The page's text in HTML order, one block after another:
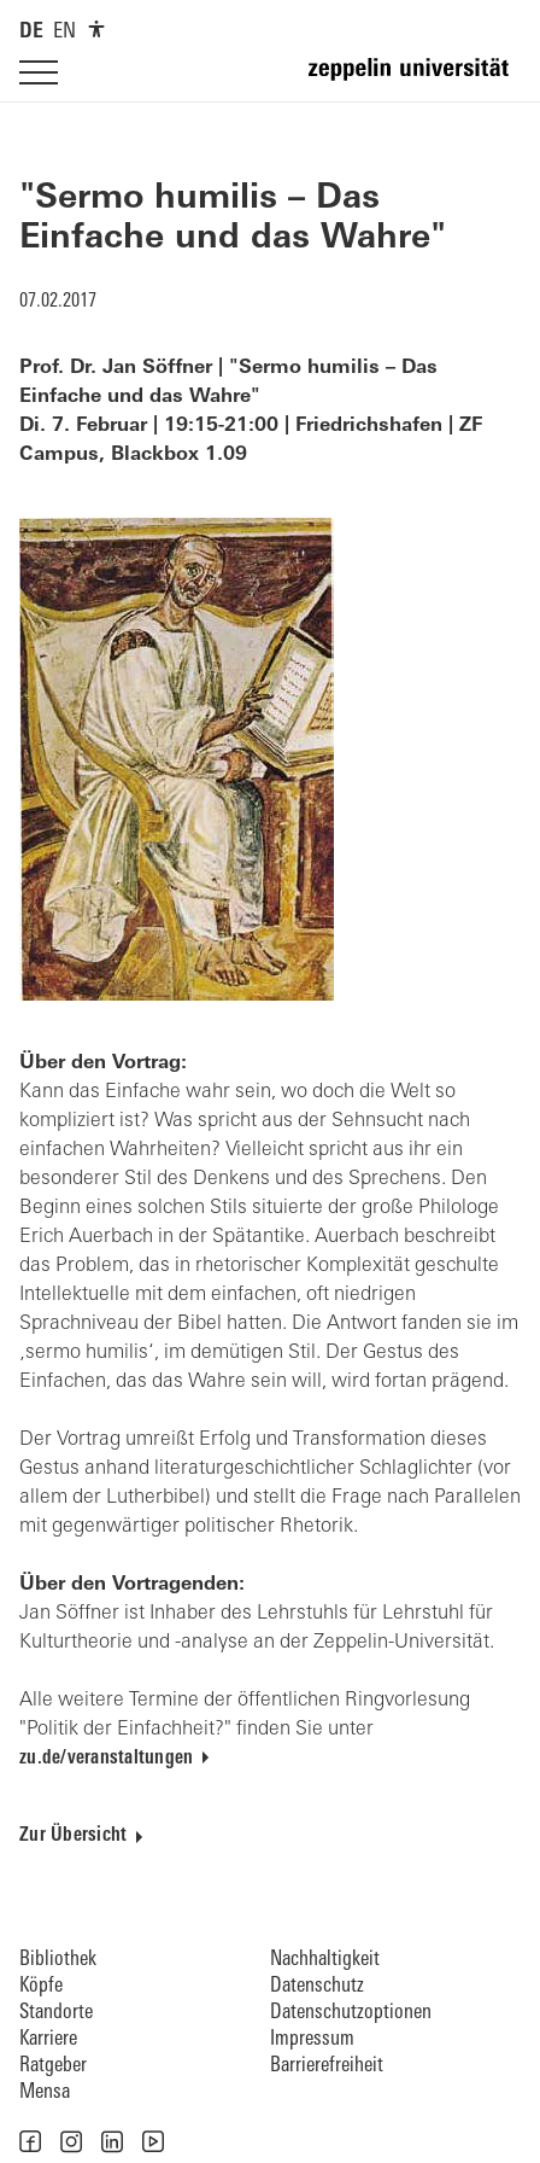
DE EN
"Sermo humilis – Das
Einfache und das Wahre"
07.02.2017
Prof. Dr. Jan Söffner | "Sermo humilis – Das
Einfache und das Wahre"
Di. 7. Februar | 19:15-21:00 | Friedrichshafen | ZF
Campus, Blackbox 1.09
Über den Vortrag:
Kann das Einfache wahr sein, wo doch die Welt so
kompliziert ist? Was spricht aus der Sehnsucht nach
einfachen Wahrheiten? Vielleicht spricht aus ihr ein
besonderer Stil des Denkens und des Sprechens. Den
Beginn eines solchen Stils situierte der große Philologe
Erich Auerbach in der Spätantike. Auerbach beschreibt
das Problem, das in rhetorischer Komplexität geschulte
Intellektuelle mit dem einfachen, oft niedrigen
Sprachniveau der Bibel hatten. Die Antwort fanden sie im
‚sermo humilis‘, im demütigen Stil. Der Gestus des
Einfachen, das das Wahre sein will, wird fortan prägend.
Der Vortrag umreißt Erfolg und Transformation dieses
Gestus anhand literaturgeschichtlicher Schlaglichter (vor
allem der Lutherbibel) und stellt die Frage nach Parallelen
mit gegenwärtiger politischer Rhetorik.
Über den Vortragenden:
Jan Söffner ist Inhaber des Lehrstuhls für Lehrstuhl für
Kulturtheorie und -analyse an der Zeppelin-Universität.
Alle weitere Termine der öffentlichen Ringvorlesung
"Politik der Einfachheit?" finden Sie unter
zu.de/veranstaltungen
Zur Übersicht
Bibliothek
Köpfe
Standorte
Karriere
Ratgeber
Mensa
Nachhaltigkeit
Datenschutz
Datenschutzoptionen
Impressum
Barrierefreiheit